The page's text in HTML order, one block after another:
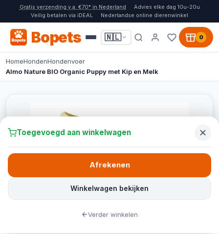
Gratis verzending v.a. €70* in Nederland
Advies elke dag 10u-20u
Veilig betalen via iDEAL
Nederlandse online dierenwinkel
Bopets 🇳🇱 0
HomeHondenHondenvoer
Almo Nature BIO Organic Puppy met Kip en Melk
Toegevoegd aan winkelwagen
Winkelwagen bekijken
Afrekenen
Verder winkelen